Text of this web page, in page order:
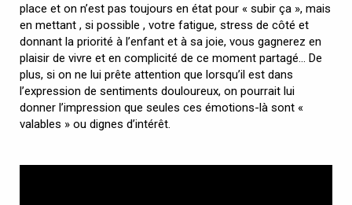
place et on n’est pas toujours en état pour « subir ça », mais
en mettant , si possible , votre fatigue, stress de côté et
donnant la priorité à l’enfant et à sa joie, vous gagnerez en
plaisir de vivre et en complicité de ce moment partagé… De
plus, si on ne lui prête attention que lorsqu’il est dans
l’expression de sentiments douloureux, on pourrait lui
donner l’impression que seules ces émotions-là sont «
valables » ou dignes d’intérêt.